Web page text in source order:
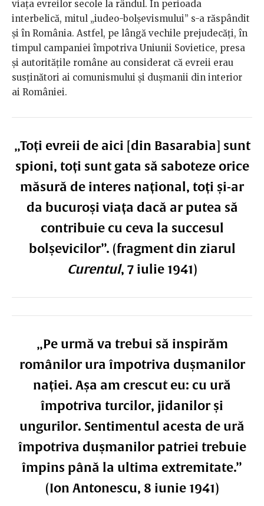
viața evreilor secole la rândul. În perioada
interbelică, mitul „iudeo-bolșevismului” s-a răspândit
și în România. Astfel, pe lângă vechile prejudecăți, în
timpul campaniei împotriva Uniunii Sovietice, presa
și autoritățile române au considerat că evreii erau
susținători ai comunismului și dușmanii din interior
ai României.
„Toți evreii de aici [din Basarabia] sunt
spioni, toți sunt gata să saboteze orice
măsură de interes național, toți și-ar
da bucuroși viața dacă ar putea să
contribuie cu ceva la succesul
bolșevicilor”. (fragment din ziarul
Curentul, 7 iulie 1941)
„Pe urmă va trebui să inspirăm
românilor ura împotriva dușmanilor
nației. Așa am crescut eu: cu ură
împotriva turcilor, jidanilor și
ungurilor. Sentimentul acesta de ură
împotriva dușmanilor patriei trebuie
împins până la ultima extremitate.”
(Ion Antonescu, 8 iunie 1941)